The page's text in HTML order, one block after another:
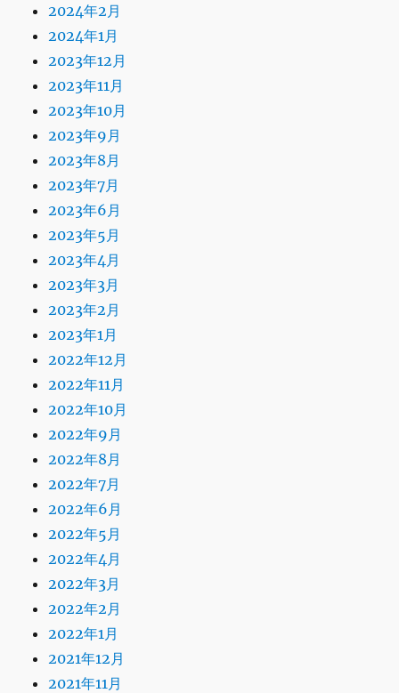
2024年2月
2024年1月
2023年12月
2023年11月
2023年10月
2023年9月
2023年8月
2023年7月
2023年6月
2023年5月
2023年4月
2023年3月
2023年2月
2023年1月
2022年12月
2022年11月
2022年10月
2022年9月
2022年8月
2022年7月
2022年6月
2022年5月
2022年4月
2022年3月
2022年2月
2022年1月
2021年12月
2021年11月